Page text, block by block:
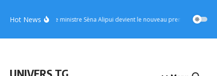
Hot NewsUFC : le ministre Sèna Alipui devient le nouveau premier vice-